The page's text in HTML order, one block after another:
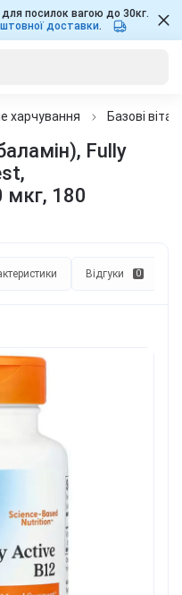
посилок вагою до 30кг.
доставки.
харчування Базові
Fully
мкг, 180
Відгуки 0